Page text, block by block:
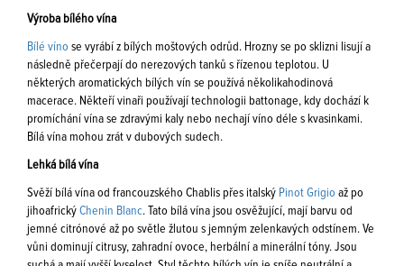
Výroba bílého vína
Bílé víno se vyrábí z bílých moštových odrůd. Hrozny se po sklizni lisují a
následně přečerpají do nerezových tanků s řízenou teplotou. U
některých aromatických bílých vín se používá několikahodinová
macerace. Někteří vinaři používají technologii battonage, kdy dochází k
promíchání vína se zdravými kaly nebo nechají víno déle s kvasinkami.
Bílá vína mohou zrát v dubových sudech.
Lehká bílá vína
Svěží bílá vína od francouzského Chablis přes italský Pinot Grigio až po
jihoafrický Chenin Blanc. Tato bílá vína jsou osvěžující, mají barvu od
jemné citrónové až po světle žlutou s jemným zelenkavých odstínem. Ve
vůni dominují citrusy, zahradní ovoce, herbální a minerální tóny. Jsou